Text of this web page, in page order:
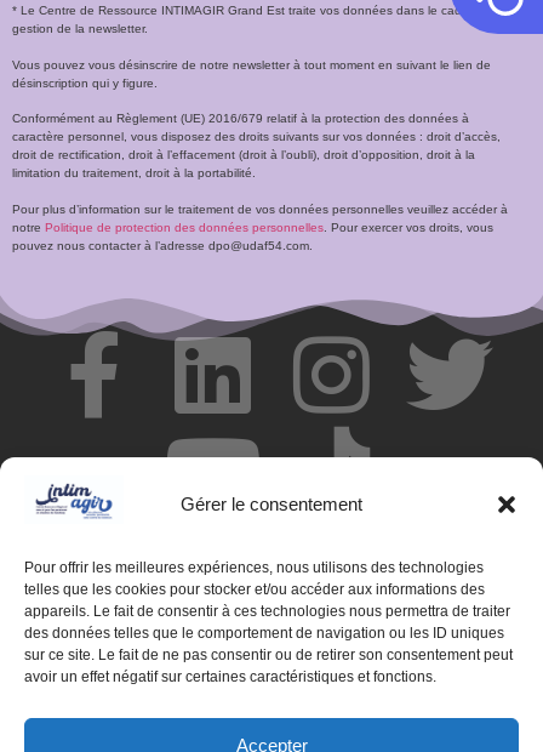
Gérer le consentement
Pour offrir les meilleures expériences, nous utilisons des technologies
telles que les cookies pour stocker et/ou accéder aux informations des
appareils. Le fait de consentir à ces technologies nous permettra de traiter
des données telles que le comportement de navigation ou les ID uniques
sur ce site. Le fait de ne pas consentir ou de retirer son consentement peut
avoir un effet négatif sur certaines caractéristiques et fonctions.
Accepter
* Le Centre de Ressource INTIMAGIR Grand Est traite vos données dans le cadre de la
gestion de la newsletter.
Vous pouvez vous désinscrire de notre newsletter à tout moment en suivant le lien de
désinscription qui y figure.
Conformément au Règlement (UE) 2016/679 relatif à la protection des données à
caractère personnel, vous disposez des droits suivants sur vos données : droit d’accès,
droit de rectification, droit à l’effacement (droit à l’oubli), droit d’opposition, droit à la
limitation du traitement, droit à la portabilité.
Pour plus d’information sur le traitement de vos données personnelles veuillez accéder à
notre Politique de protection des données personnelles . Pour exercer vos droits, vous
pouvez nous contacter à l’adresse dpo@udaf54.com.
© Centre de ressources INTIMAGIR Grand Est – 124 rue de
Newcastle 54000 NANCY
Mentions légales